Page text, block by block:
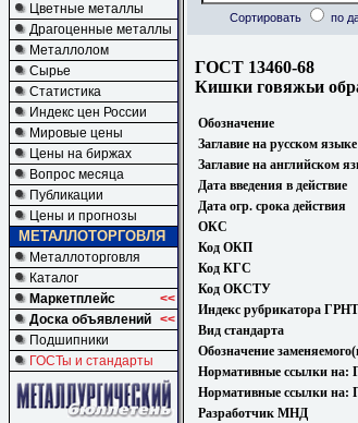
Цветные металлы
Драгоценные металлы
Металлолом
Сырье
Статистика
Индекс цен России
Мировые цены
Цены на биржах
Вопрос месяца
Публикации
Цены и прогнозы
МЕТАЛЛОТОРГОВЛЯ
Металлоторговля
Каталог
Маркетплейс
<<
Доска объявлений <<
Подшипники
ГОСТы и стандарты
Сортировать по
ГОСТ 13460-68
Кишки говяжьи
Обозначение
Заглавие на русском языке
Заглавие на английском
Дата введения в действие
Дата огр. срока действия
ОКС
Код ОКП
Код КГС
Код ОКСТУ
Индекс рубрикатора
Вид стандарта
Обозначение
Нормативные ссылки на:
Нормативные ссылки на:
Разработчик МНД